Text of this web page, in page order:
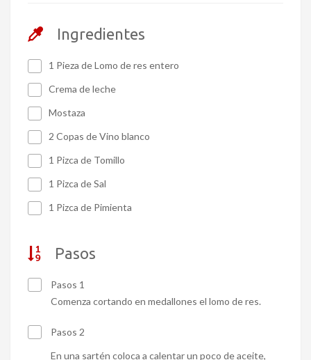
Ingredientes
1 Pieza de Lomo de res entero
Crema de leche
Mostaza
2 Copas de Vino blanco
1 Pizca de Tomillo
1 Pizca de Sal
1 Pizca de Pimienta
Pasos
Pasos 1
Comenza cortando en medallones el lomo de res.
Pasos 2
En una sartén coloca a calentar un poco de aceite,